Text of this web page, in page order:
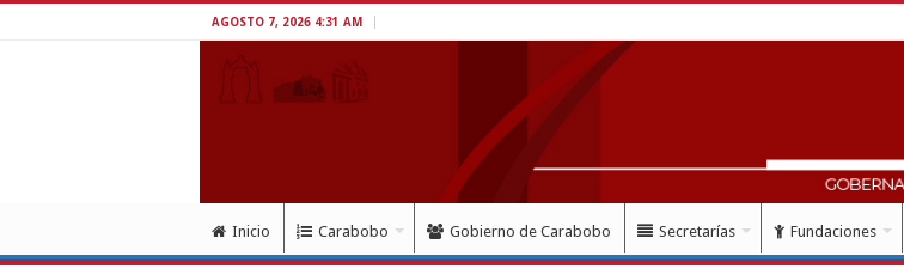
AGOSTO 7, 2026 4:31 AM
Inicio Carabobo Gobierno de Carabobo Secretarías Fundaciones